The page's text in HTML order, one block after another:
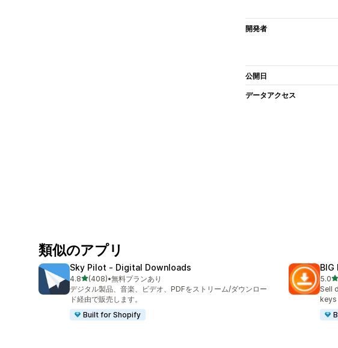
開発者
公開日
データアクセス
類似のアプリ
Sky Pilot ‑ Digital Downloads
4.85つ星中
(408)
合計レビュー数：408件
•無料プランあり
デジタル製品、音楽、ビデオ、PDFをストリーム/ダウンロー
ド経由で販売します。
Built for Shopify
BIG
5.05
合計
Sell
keys